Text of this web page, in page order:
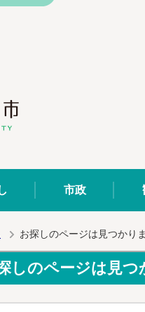
市政
お探しのページは見つかり
しのページは見